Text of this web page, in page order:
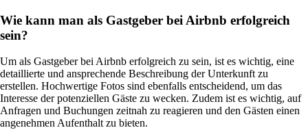
Wie kann man als Gastgeber bei Airbnb erfolgreich
sein?
Um als Gastgeber bei Airbnb erfolgreich zu sein, ist es wichtig, eine
detaillierte und ansprechende Beschreibung der Unterkunft zu
erstellen. Hochwertige Fotos sind ebenfalls entscheidend, um das
Interesse der potenziellen Gäste zu wecken. Zudem ist es wichtig, auf
Anfragen und Buchungen zeitnah zu reagieren und den Gästen einen
angenehmen Aufenthalt zu bieten.